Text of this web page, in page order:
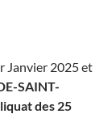
Janvier 2025 et
SAINT-
des 25